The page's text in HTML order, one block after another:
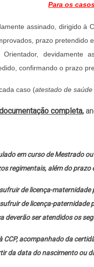
Para os
assinado, dirigido à
prazo pretendido e
Orientador, devidamente
confirmando o prazo
caso (atestado de
completa,
em curso de Mestrado
regimentais, além do prazo
de licença-maternidade
de licença-paternidade
deverão ser atendidos os
acompanhado da
da data do nascimento ou